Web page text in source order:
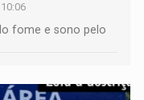
fome e sono pelo